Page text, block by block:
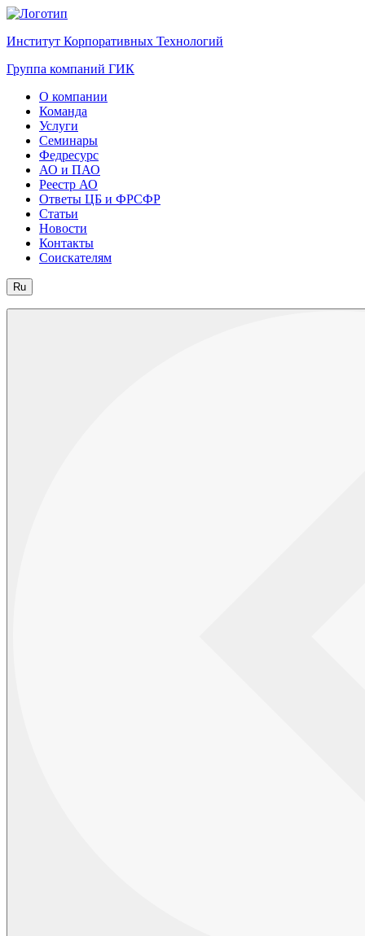
Институт Корпоративных Технологий
Группа компаний ГИК
О компании
Команда
Услуги
Семинары
Федресурс
АО и ПАО
Реестр АО
Ответы ЦБ и ФРСФР
Статьи
Новости
Контакты
Соискателям
Ru